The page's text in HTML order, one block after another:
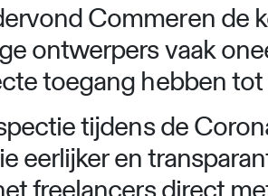
Commeren de
ontwerpers vaak
toegang hebben
tijdens de
eerlijker en